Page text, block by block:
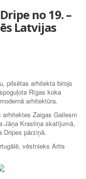
no 19. –
Latvijas
pilsētas arhitekta birojs
Rīgas koka
arhitektūra.
Zaigas Gailesm
Jāņa Krastiņa skatījumā,
Dripes pārziņā.
vēstnieks Artis